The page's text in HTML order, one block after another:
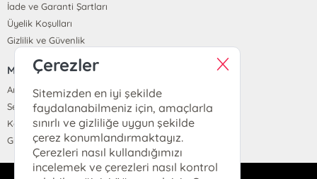
İade ve Garanti Şartları
Üyelik Koşulları
Gizlilik ve Güvenlik
MENÜ
Anasayfa
Sepetim
Kayıt Ol
Giriş Yap
Çerezler
Sitemizden en iyi şekilde
faydalanabilmeniz için, amaçlarla
sınırlı ve gizliliğe uygun şekilde
çerez konumlandırmaktayız.
Çerezleri nasıl kullandığımızı
incelemek ve çerezleri nasıl kontrol